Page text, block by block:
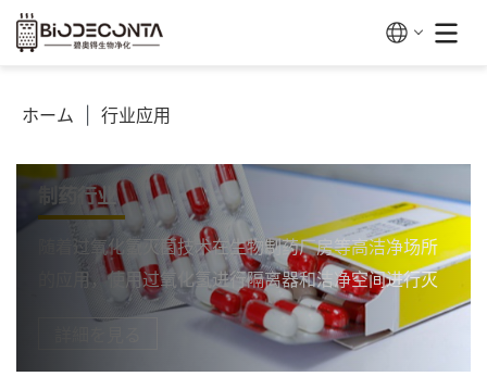
ホーム 行业应用
制药行业
随着过氧化氢灭菌技术在生物制药厂房等高洁净场所
的应用，使用过氧化氢进行隔离器和洁净空间进行灭
菌的过程、验证方法及关键控制点非常重要。因此，
过氧化氢蒸汽灭菌技术的优缺点成为生物制药厂房洁
净区灭菌方式的选择必须思考的关键要素。生物制药